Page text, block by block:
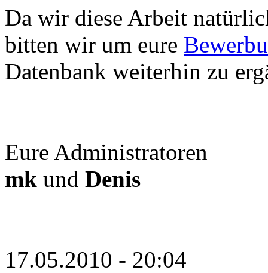
Da wir diese Arbeit
bitten wir um eure
Datenbank weiterhin zu
Eure Administratoren
mk und Denis
17.05.2010 - 20:04